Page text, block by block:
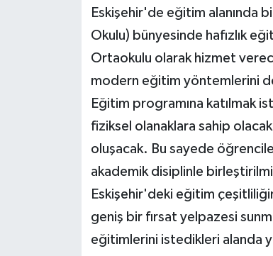
Eskişehir'de eğitim alanında
Okulu) bünyesinde hafızlık
Ortaokulu olarak hizmet
modern eğitim yöntemlerini
Eğitim programına katılmak
fiziksel olanaklara sahip
oluşacak. Bu sayede
akademik disiplinle
Eskişehir'deki eğitim
geniş bir fırsat yelpazesi
eğitimlerini istedikleri alanda